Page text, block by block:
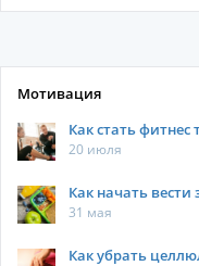
Мотивация
Как стать фитнес
20 июля
Как начать
31 мая
Как убрать